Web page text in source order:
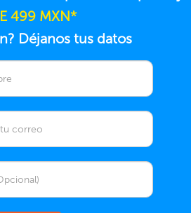
499 MXN*
Déjanos tus datos